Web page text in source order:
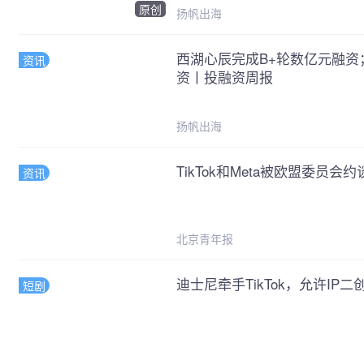
原创 扬帆出海
资讯
西湖心辰完成B+轮数亿元融
资丨投融资周报
扬帆出海
资讯 TikTok和Meta被欧盟委员会约
北京青年报
短剧 迪士尼牵手TikTok，允许IP二